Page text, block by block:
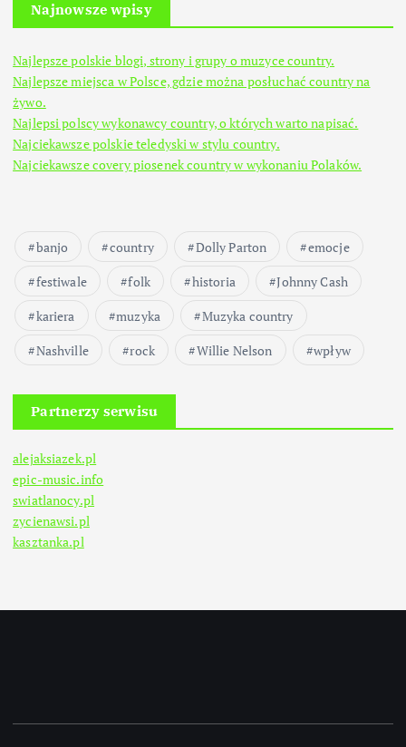
Najnowsze wpisy
Najlepsze polskie blogi, strony i grupy o muzyce country.
Najlepsze miejsca w Polsce, gdzie można posłuchać country na
żywo.
Najlepsi polscy wykonawcy country, o których warto napisać.
Najciekawsze polskie teledyski w stylu country.
Najciekawsze covery piosenek country w wykonaniu Polaków.
banjo country Dolly Parton
emocje
festiwale
folk historia
Johnny Cash
kariera
muzyka
Muzyka country
Nashville
rock Willie Nelson wpływ
Partnerzy serwisu
alejaksiazek.pl
epic-music.info
swiatlanocy.pl
zycienawsi.pl
kasztanka.pl